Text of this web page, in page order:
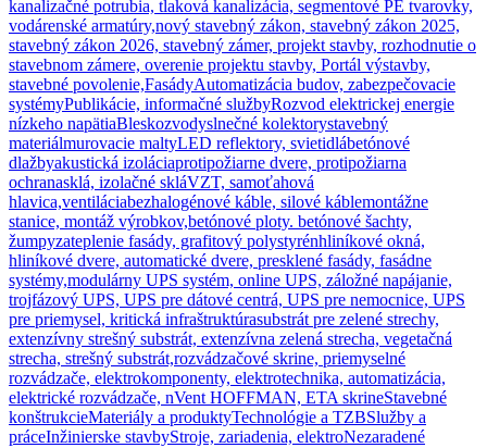
kanalizačné potrubia, tlaková kanalizácia, segmentové PE tvarovky,
vodárenské armatúry,nový stavebný zákon, stavebný zákon 2025,
stavebný zákon 2026, stavebný zámer, projekt stavby, rozhodnutie o
stavebnom zámere, overenie projektu stavby, Portál výstavby,
stavebné povolenie,FasádyAutomatizácia budov, zabezpečovacie
systémyPublikácie, informačné službyRozvod elektrickej energie
nízkeho napätiaBleskozvodyslnečné kolektorystavebný
materiálmurovacie maltyLED reflektory, svietidlábetónové
dlažbyakustická izoláciaprotipožiarne dvere, protipožiarna
ochranasklá, izolačné skláVZT, samoťahová
hlavica,ventiláciabezhalogénové káble, silové káblemontážne
stanice, montáž výrobkov,betónové ploty. betónové šachty,
žumpyzateplenie fasády, grafitový polystyrénhliníkové okná,
hliníkové dvere, automatické dvere, presklené fasády, fasádne
systémy,modulárny UPS systém, online UPS, záložné napájanie,
trojfázový UPS, UPS pre dátové centrá, UPS pre nemocnice, UPS
pre priemysel, kritická infraštruktúrasubstrát pre zelené strechy,
extenzívny strešný substrát, extenzívna zelená strecha, vegetačná
strecha, strešný substrát,rozvádzačové skrine, priemyselné
rozvádzače, elektrokomponenty, elektrotechnika, automatizácia,
elektrické rozvádzače, nVent HOFFMAN, ETA skrineStavebné
konštrukcieMateriály a produktyTechnológie a TZBSlužby a
práceInžinierske stavbyStroje, zariadenia, elektroNezaradené